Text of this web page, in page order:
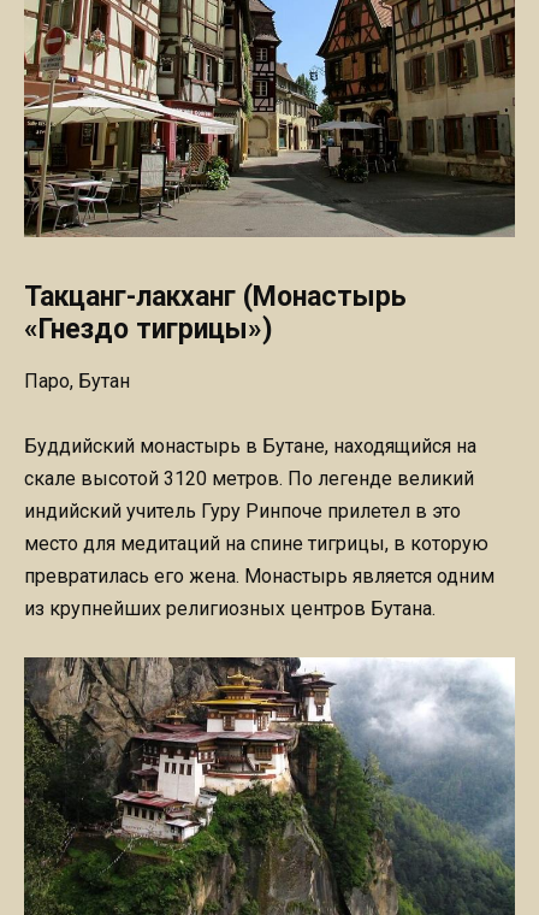
Такцанг-лакханг (Монастырь
«Гнездо тигрицы»)
Паро, Бутан
Буддийский монастырь в Бутане, находящийся на
скале высотой 3120 метров. По легенде великий
индийский учитель Гуру Ринпоче прилетел в это
место для медитаций на спине тигрицы, в которую
превратилась его жена. Монастырь является одним
из крупнейших религиозных центров Бутана.